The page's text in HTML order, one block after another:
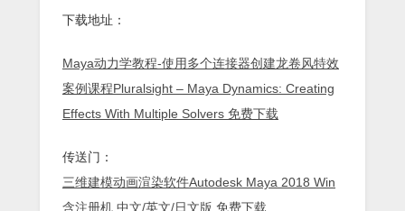
下载地址：
Maya动力学教程-使用多个连接器创建龙卷风特效
案例课程Pluralsight – Maya Dynamics: Creating
Effects With Multiple Solvers 免费下载
传送门：
三维建模动画渲染软件Autodesk Maya 2018 Win
含注册机 中文/英文/日文版 免费下载